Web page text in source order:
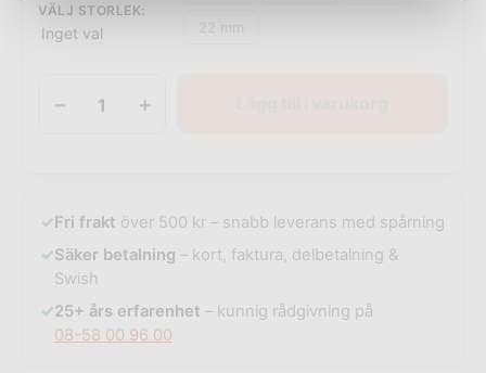
VÄLJ STORLEK:
Inget val 22 mm
− +
✓Fri frakt över 500 kr – snabb leverans med spårning
✓Säker betalning – kort, faktura, delbetalning &
Swish
✓25+ års erfarenhet – kunnig rådgivning på
08-58 00 96 00